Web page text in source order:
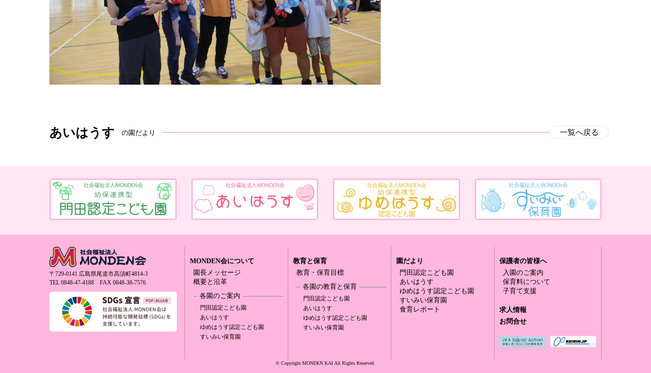
あいはうす の園だより 一覧へ戻る
〒729-0141 広島県尾道市高須町4814-3
TEL 0848-47-4188 FAX 0848-38-7576
MONDEN会について
園長メッセージ
概要と沿革
各園のご案内
門田認定こども園
あいはうす
ゆめはうす認定こども園
すいみい保育園
教育と保育
教育・保育目標
各園の教育と保育
門田認定こども園
あいはうす
ゆめはうす認定こども園
すいみい保育園
園だより
門田認定 こども園
あいはうす
ゆめはうす認定 こども園
すいみい保育園
食育レポート
保護者の皆様へ
入園のご案内
保育料について
子育て支援
求人情報
お問合せ
© Copyright MONDEN KAI All Rights Reserved.